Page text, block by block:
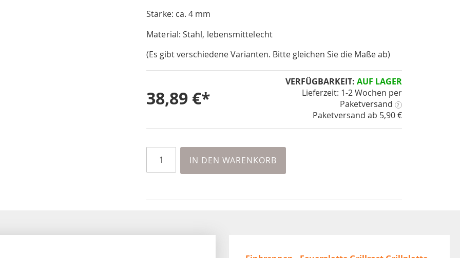
Stärke: ca. 4 mm
Material: Stahl, lebensmittelecht
(Es gibt verschiedene Varianten. Bitte gleichen Sie die Maße ab)
VERFÜGBARKEIT: AUF LAGER
Lieferzeit: 1-2 Wochen per
Paketversand
?
Paketversand ab 5,90 €
38,89 €
IN DEN WARENKORB